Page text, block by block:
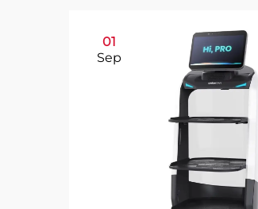
01
Sep